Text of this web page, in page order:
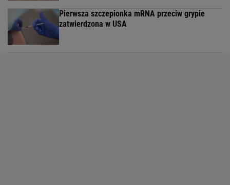
Pierwsza szczepionka mRNA przeciw grypie
zatwierdzona w USA